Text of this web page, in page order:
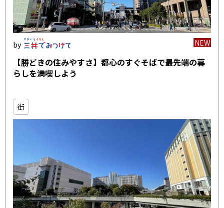
NEW
【勝どきの住みやすさ】都心のすぐそばで最先端の暮
らしを満喫しよう
街